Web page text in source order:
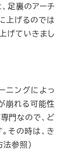
足裏のアーチ
上げるのでは
げていきまし
ニングによっ
崩れる可能性
門なので、ど
その時は、き
参照）